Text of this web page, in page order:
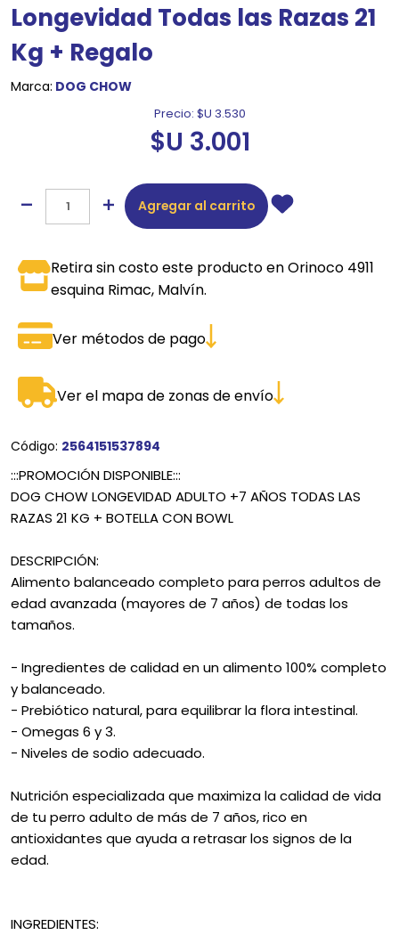
Longevidad Todas las Razas 21
Kg + Regalo
Marca: DOG CHOW
Precio: $U 3.530
$U 3.001
Agregar al carrito
Retira sin costo este producto en Orinoco 4911
esquina Rimac, Malvín.
Ver métodos de pago
Ver el mapa de zonas de envío
Código: 2564151537894
:::PROMOCIÓN DISPONIBLE:::
DOG CHOW LONGEVIDAD ADULTO +7 AÑOS TODAS LAS
RAZAS 21 KG + BOTELLA CON BOWL
DESCRIPCIÓN:
Alimento balanceado completo para perros adultos de
edad avanzada (mayores de 7 años) de todas los
tamaños.
- Ingredientes de calidad en un alimento 100% completo
y balanceado.
- Prebiótico natural, para equilibrar la flora intestinal.
- Omegas 6 y 3.
- Niveles de sodio adecuado.
Nutrición especializada que maximiza la calidad de vida
de tu perro adulto de más de 7 años, rico en
antioxidantes que ayuda a retrasar los signos de la
edad.
INGREDIENTES: